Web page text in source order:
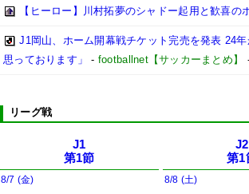
【ヒーロー】川村拓夢のシャドー起用と歓喜の
J1岡山、ホーム開幕戦チケット完売を発表 24
思っております」
- footballnet【サッカーまとめ】
リーグ戦
J1
第1節
8/7 (金)
J2
第1
8/8 (土)